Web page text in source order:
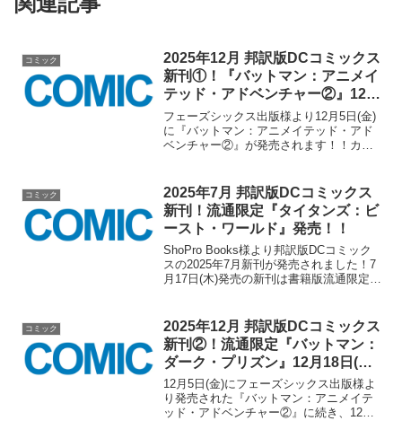
コミック
2025年12月 邦訳版DCコミックス
新刊①！『バットマン：アニメイ
テッド・アドベンチャー②』12月
5日(金)発売！！
フェーズシックス出版様より12月5日(金)
に『バットマン：アニメイテッド・アド
ベンチャー②』が発売されます！！カバ
コミコン2025会場でしか買えません！！1
日100...
コミック
2025年7月 邦訳版DCコミックス
新刊！流通限定『タイタンズ：ビ
ースト・ワールド』発売！！
ShoPro Books様より邦訳版DCコミック
スの2025年7月新刊が発売されました！7
月17日(木)発売の新刊は書籍版流通限定と
ースト・ワールド』※書籍版流通限定
定...
コミック
2025年12月 邦訳版DCコミックス
新刊②！流通限定『バットマン：
ダーク・プリズン』12月18日(木)
発売！！
12月5日(金)にフェーズシックス出版様よ
り発売された『バットマン：アニメイテ
ッド・アドベンチャー②』に続き、12月